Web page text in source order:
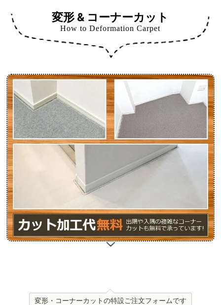
変形 & コーナーカット
How to Deformation Carpet
変形・コーナーカットの特設ご注文フォームです